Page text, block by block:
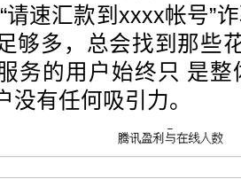
请速汇款到xxxx帐号”
多，总会找到那些
务的用户始终只 是
没有任何吸引力。